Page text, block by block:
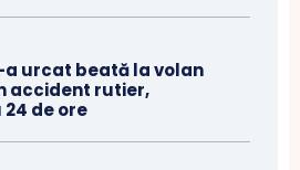
urcat beată la volan
accident rutier,
de ore